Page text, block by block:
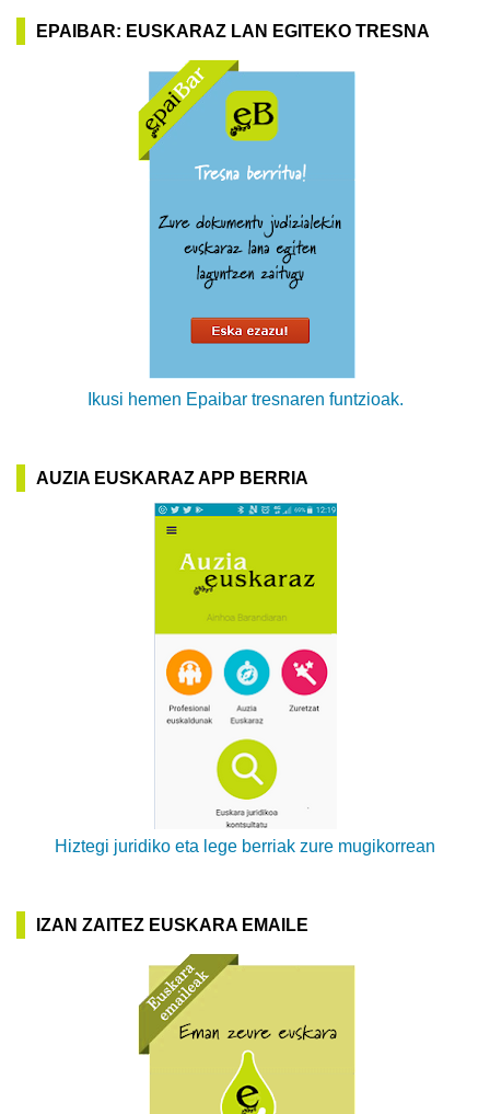
EPAIBAR: EUSKARAZ LAN EGITEKO TRESNA
Ikusi hemen Epaibar tresnaren funtzioak.
AUZIA EUSKARAZ APP BERRIA
Hiztegi juridiko eta lege berriak zure mugikorrean
IZAN ZAITEZ EUSKARA EMAILE